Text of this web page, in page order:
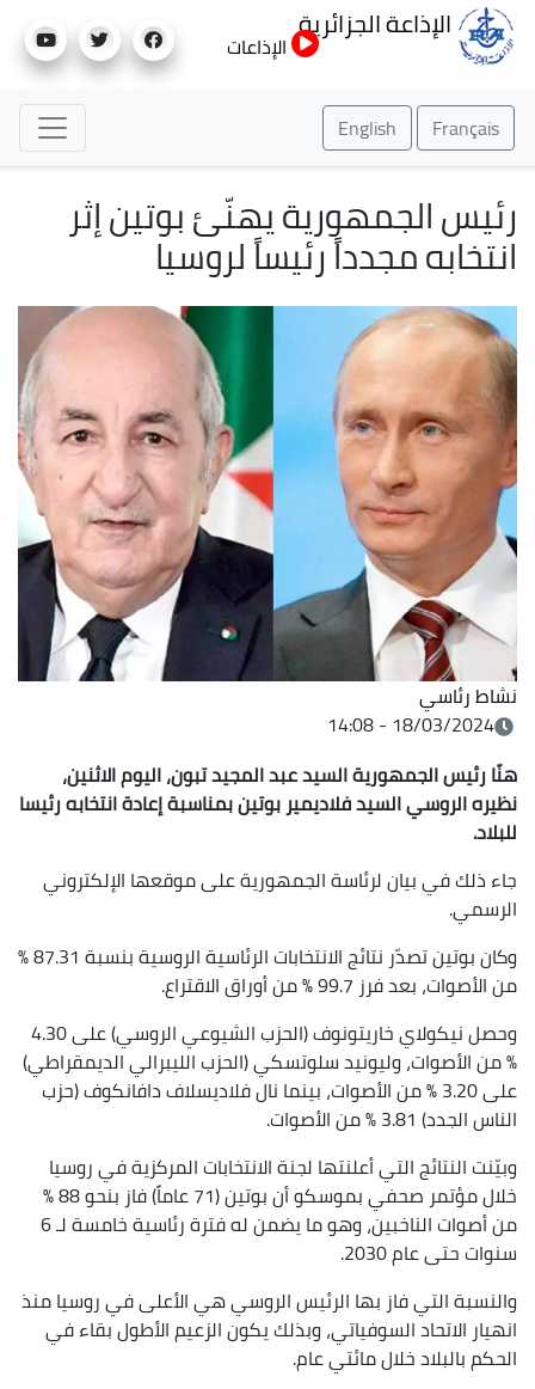
إلى
الإذاعة الجزائرية
الإذاعات
Français
English
رئيس الجمهورية يهنّئ بوتين إثر
انتخابه مجدداً رئيساً لروسيا
نشاط رئاسي
18/03/2024 - 14:08
هنّا رئيس الجمهورية السيد عبد المجيد تبون، اليوم الاثنين،
نظيره الروسي السيد فلاديمير بوتين بمناسبة إعادة انتخابه رئيسا
للبلاد.
جاء ذلك في بيان لرئاسة الجمهورية على موقعها الإلكتروني
الرسمي.
وكان بوتين تصدّر نتائج الانتخابات الرئاسية الروسية بنسبة 87.31 %
من الأصوات، بعد فرز 99.7 % من أوراق الاقتراع.
وحصل نيكولاي خاريتونوف (الحزب الشيوعي الروسي) على 4.30
% من الأصوات، وليونيد سلوتسكي (الحزب الليبرالي الديمقراطي)
على 3.20 % من الأصوات، بينما نال فلاديسلاف دافانكوف (حزب
الناس الجدد) 3.81 % من الأصوات.
وبيّنت النتائج التي أعلنتها لجنة الانتخابات المركزية في روسيا
خلال مؤتمر صحفي بموسكو أن بوتين (71 عاماً) فاز بنحو 88 %
من أصوات الناخبين، وهو ما يضمن له فترة رئاسية خامسة لـ 6
سنوات حتى عام 2030.
والنسبة التي فاز بها الرئيس الروسي هي الأعلى في روسيا منذ
انهيار الاتحاد السوفياتي، وبذلك يكون الزعيم الأطول بقاء في
الحكم بالبلاد خلال مائتي عام.